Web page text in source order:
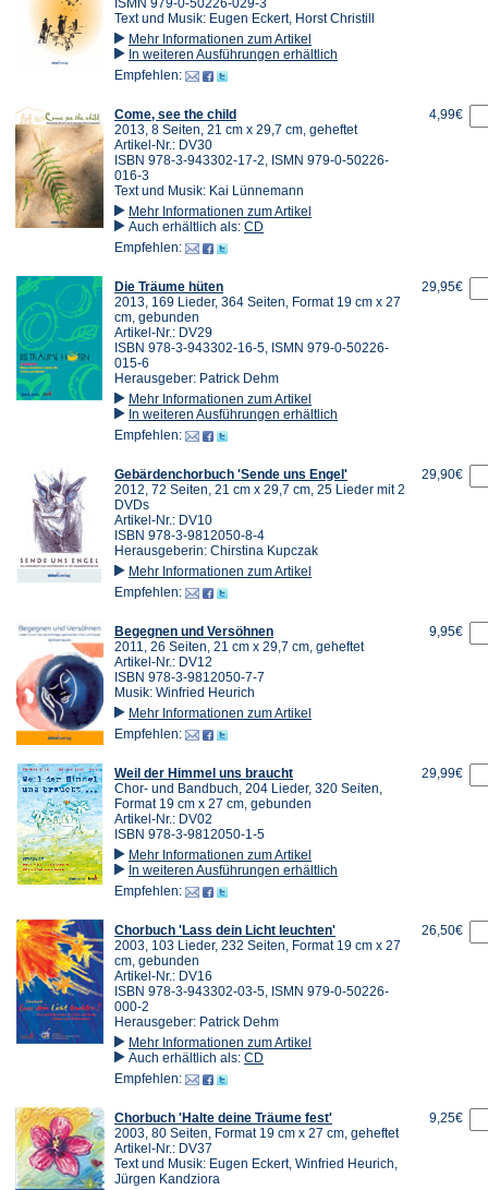
Text und Musik: Eugen Eckert, Horst Christill
Mehr Informationen zum Artikel
In weiteren Ausführungen erhältlich
Empfehlen:
Come, see the child
2013, 8 Seiten, 21 cm x 29,7 cm, geheftet
Artikel-Nr.: DV30
ISBN 978-3-943302-17-2, ISMN 979-0-50226-
016-3
Text und Musik: Kai Lünnemann
Mehr Informationen zum Artikel
Auch erhältlich als: CD
Empfehlen:
4,99€
Die Träume hüten
2013, 169 Lieder, 364 Seiten, Format 19 cm x 27
cm, gebunden
Artikel-Nr.: DV29
ISBN 978-3-943302-16-5, ISMN 979-0-50226-
015-6
Herausgeber: Patrick Dehm
Mehr Informationen zum Artikel
In weiteren Ausführungen erhältlich
Empfehlen:
29,95€
Gebärdenchorbuch 'Sende uns Engel'
2012, 72 Seiten, 21 cm x 29,7 cm, 25 Lieder mit 2
DVDs
Artikel-Nr.: DV10
ISBN 978-3-9812050-8-4
Herausgeberin: Chirstina Kupczak
Mehr Informationen zum Artikel
Empfehlen:
29,90€
Begegnen und Versöhnen
2011, 26 Seiten, 21 cm x 29,7 cm, geheftet
Artikel-Nr.: DV12
ISBN 978-3-9812050-7-7
Musik: Winfried Heurich
Mehr Informationen zum Artikel
Empfehlen:
9,95€
Weil der Himmel uns braucht
Chor- und Bandbuch, 204 Lieder, 320 Seiten,
Format 19 cm x 27 cm, gebunden
Artikel-Nr.: DV02
ISBN 978-3-9812050-1-5
Mehr Informationen zum Artikel
In weiteren Ausführungen erhältlich
Empfehlen:
29,99€
Chorbuch 'Lass dein Licht leuchten'
2003, 103 Lieder, 232 Seiten, Format 19 cm x 27
cm, gebunden
Artikel-Nr.: DV16
ISBN 978-3-943302-03-5, ISMN 979-0-50226-
000-2
Herausgeber: Patrick Dehm
Mehr Informationen zum Artikel
Auch erhältlich als: CD
Empfehlen:
26,50€
Chorbuch 'Halte deine Träume fest'
2003, 80 Seiten, Format 19 cm x 27 cm, geheftet
Artikel-Nr.: DV37
Text und Musik: Eugen Eckert, Winfried Heurich,
Jürgen Kandziora
9,25€